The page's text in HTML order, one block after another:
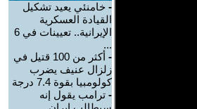
- خامنئي يعيد تشكيل
القيادة العسكرية
الإيرانية.. تعيينات في 6
...
-
أكثر من 100 قتيل في
زلزال عنيف يضرب
كولومبيا بقوة 7.4 درجة
- ترامب يقول إنه